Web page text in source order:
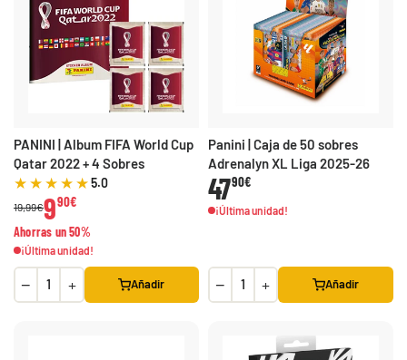
PANINI | Album FIFA World Cup
Qatar 2022 + 4 Sobres
5.0
19,99€990€
Ahorras un 50%
¡Última unidad!
− + Añadir
Panini | Caja de 50 sobres
Adrenalyn XL Liga 2025-26
4790€
¡Última unidad!
− + Añadir